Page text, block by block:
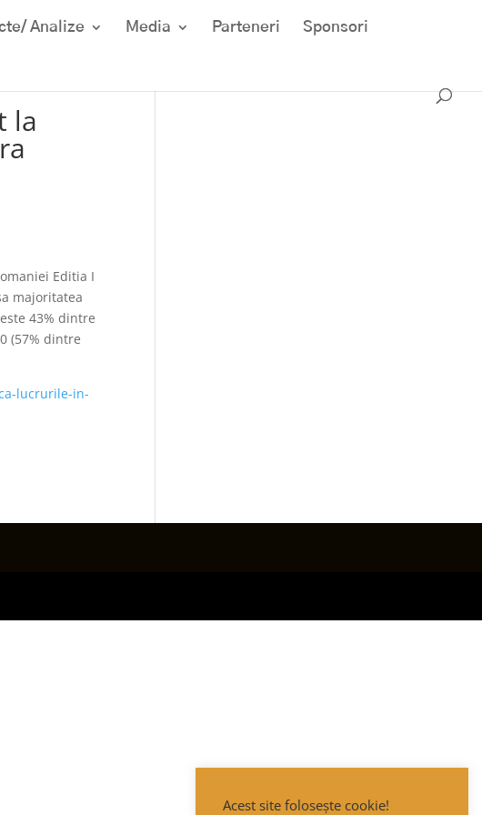
Analize Media Parteneri Sponsori
la
Editia I
majoritatea
43% dintre
(57% dintre
lucrurile-in-
Acest site folosește cookie!